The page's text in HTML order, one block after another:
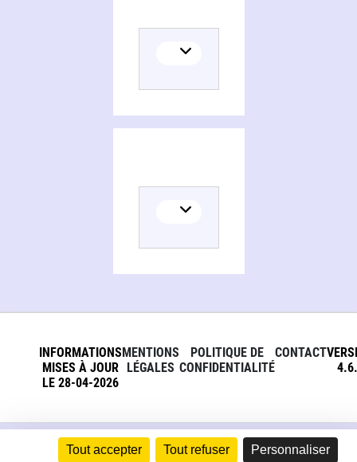
Tout accepter Tout refuser Personnaliser
INFORMATIONS
MISES À JOUR
LE 28-04-2026
MENTIONS
LÉGALES
POLITIQUE DE
CONFIDENTIALITÉ
CONTACT